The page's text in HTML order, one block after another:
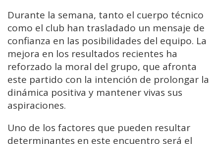
Durante la semana, tanto el cuerpo técnico
como el club han trasladado un mensaje de
confianza en las posibilidades del equipo. La
mejora en los resultados recientes ha
reforzado la moral del grupo, que afronta
este partido con la intención de prolongar la
dinámica positiva y mantener vivas sus
aspiraciones.
Uno de los factores que pueden resultar
determinantes en este encuentro será el